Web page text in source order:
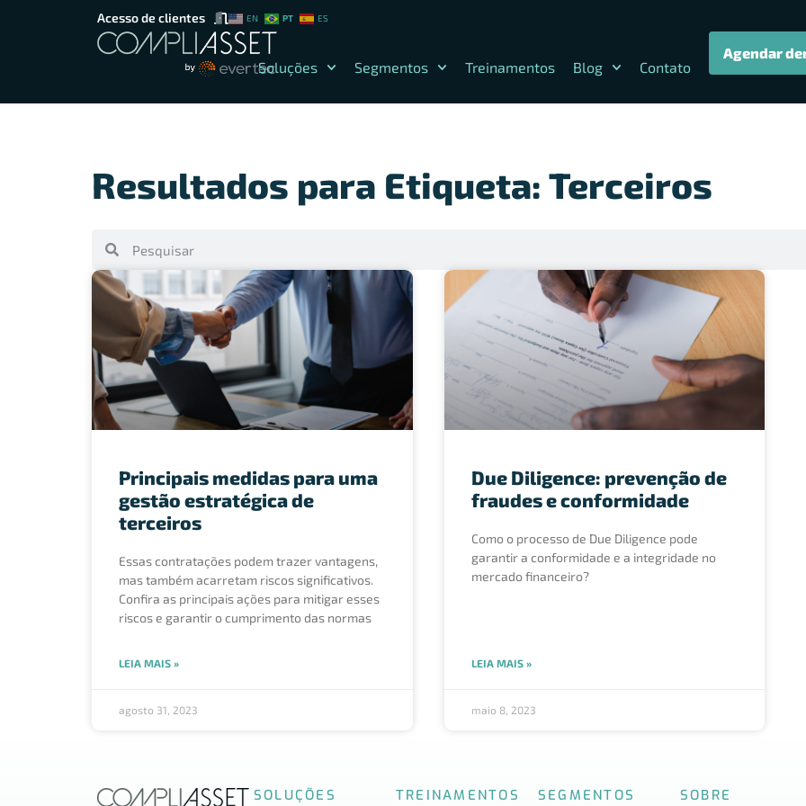
Acesso de clientes EN PT ES
Soluções Segmentos Treinamentos Blog Contato
Agendar
Resultados para Etiqueta: Terceiros
Principais medidas para uma
gestão estratégica de
terceiros
Essas contratações podem trazer vantagens,
mas também acarretam riscos significativos.
Confira as principais ações para mitigar esses
riscos e garantir o cumprimento das normas
LEIA MAIS »
agosto 31, 2023
Due Diligence: prevenção de
fraudes e conformidade
Como o processo de Due Diligence pode
garantir a conformidade e a integridade no
mercado financeiro?
LEIA MAIS »
maio 8, 2023
SOLUÇÕES TREINAMENTOS SEGMENTOS SOBRE